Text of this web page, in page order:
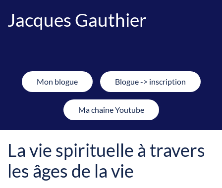
Jacques Gauthier
Mon blogue Blogue -> inscription
Ma chaîne Youtube
La vie spirituelle à travers
les âges de la vie